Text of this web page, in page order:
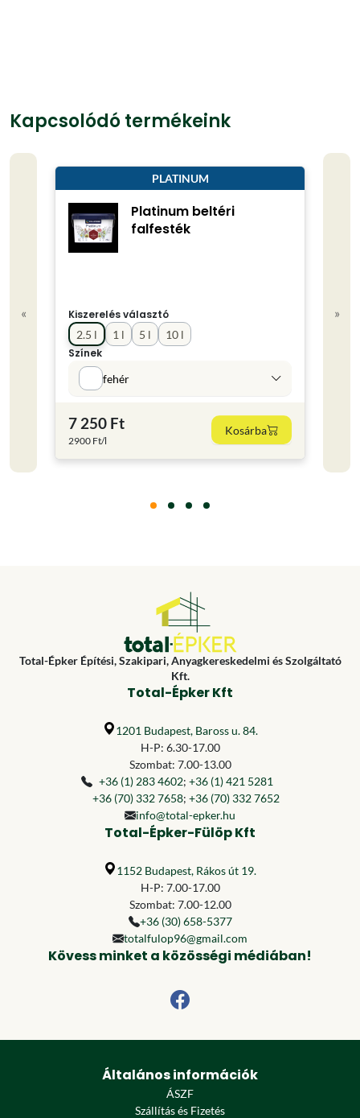
Kapcsolódó termékeink
«
PLATINUM
Platinum beltéri
falfesték
Kiszerelés választó
1 l
2.5 l 5 l
10 l
Színek
fehér
7 250 Ft
2900 Ft/l
Kosárba
»
Total-Épker Építési, Szakipari, Anyagkereskedelmi és Szolgáltató
Kft.
Total-Épker Kft
1201 Budapest, Baross u. 84.
H-P: 6.30-17.00
Szombat: 7.00-13.00
+36 (1) 283 4602; +36 (1) 421 5281
+36 (70) 332 7658; +36 (70) 332 7652
info@total-epker.hu
Total-Épker-Fülöp Kft
1152 Budapest, Rákos út 19.
H-P: 7.00-17.00
Szombat: 7.00-12.00
+36 (30) 658-5377
totalfulop96@gmail.com
Kövess minket a közösségi médiában!
Általános információk
ÁSZF
Szállítás és Fizetés